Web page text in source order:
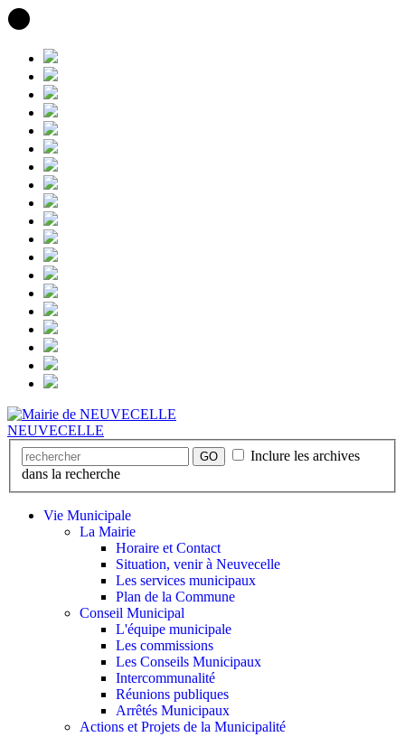
NEUVECELLE
GO
Inclure les archives
dans la recherche
Vie Municipale
La Mairie
Horaire et Contact
Situation, venir à Neuvecelle
Les services municipaux
Plan de la Commune
Conseil Municipal
L'équipe municipale
Les commissions
Les Conseils Municipaux
Intercommunalité
Réunions publiques
Arrêtés Municipaux
Actions et Projets de la Municipalité